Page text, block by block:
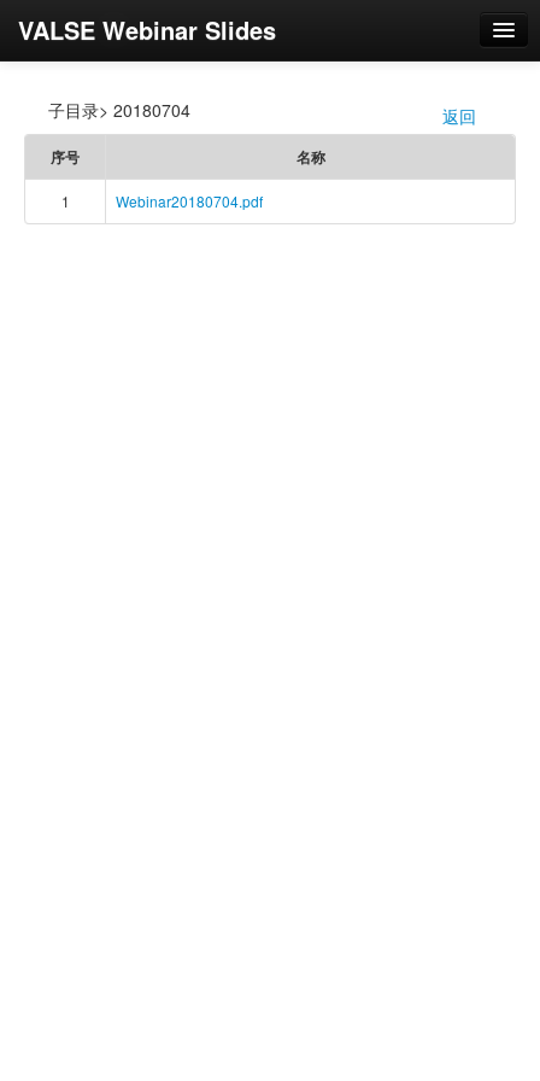
VALSE Webinar Slides
/
子目录> 20180704 返回
序号 名称
1 Webinar20180704.pdf